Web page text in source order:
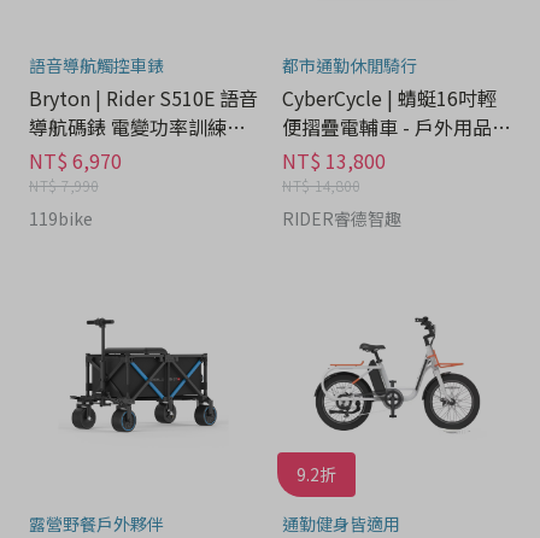
語音導航觸控車錶
Bryton | Rider S510E 語音
導航碼錶 電變功率訓練台 -
運動器材分期
NT$ 6,970
NT$ 7,990
119bike
都市通勤休閒騎行
CyberCycle | 蜻蜓16吋輕
便摺疊電輔車 - 戶外用品分
期
NT$ 13,800
NT$ 14,800
RIDER睿德智趣
露營野餐戶外夥伴
9.2折
通勤健身皆適用